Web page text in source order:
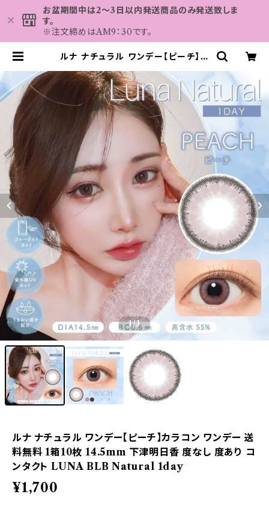
お盆期間中は2～3日以内発送商品のみ発送致しま
す。
※注文締めはAM9：30です。
ルナ ナチュラル ワンデー【ピーチ】カ
4.5mm 下津明日香 度なし 度あり
コンタクト LUNA BLB Natural
1day | カラコン MAHALO
1/3
ルナ ナチュラル ワンデー【ピーチ】カラコン ワンデー 送
料無料 1箱10枚 14.5mm 下津明日香 度なし 度あり コ
ンタクト LUNA BLB Natural 1day
¥1,700